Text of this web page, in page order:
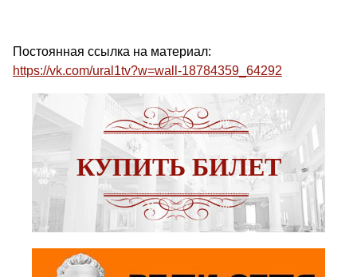
Постоянная ссылка на материал:
https://vk.com/ural1tv?w=wall-18784359_64292
КУПИТЬ БИЛЕТ